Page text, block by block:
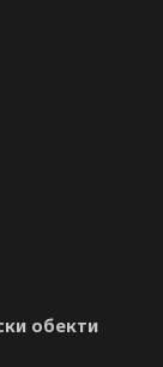
обекти